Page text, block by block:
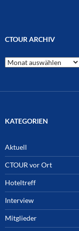
CTOUR ARCHIV
CTOUR
Archiv
KATEGORIEN
Aktuell
CTOUR vor Ort
Hoteltreff
Interview
Mitglieder